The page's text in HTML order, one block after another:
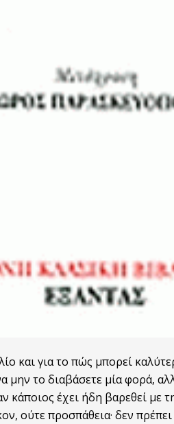
και γιατο πώς μπορεί
μην το διαβάσετε μία φορά,
κάποιος έχει ήδη βαρεθεί
ούτε προσπάθεια· δεν